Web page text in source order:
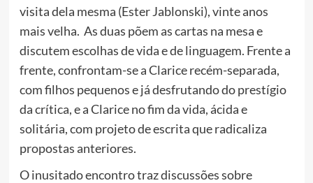
visita dela mesma (Ester Jablonski), vinte anos
mais velha. As duas põem as cartas na mesa e
discutem escolhas de vida e de linguagem. Frente a
frente, confrontam-se a Clarice recém-separada,
com filhos pequenos e já desfrutando do prestígio
da crítica, e a Clarice no fim da vida, ácida e
solitária, com projeto de escrita que radicaliza
propostas anteriores.
O inusitado encontro traz discussões sobre